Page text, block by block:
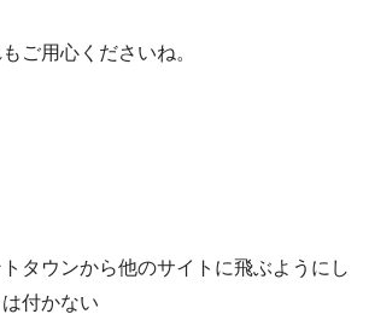
ご用心くださいね。
タウンから他のサイトに飛ぶようにし
付かない